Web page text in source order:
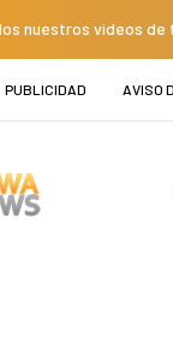
nuestros videos de
PUBLICIDAD AVISO